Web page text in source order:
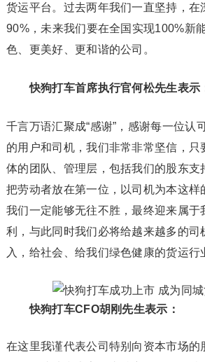
货运平台。过去两年我们一直坚持，在
90%，未来我们要在全国实现100%新
色、更美好、更和谐的公司。
快狗打车首席执行官何松先生表示
千言万语汇聚成“感谢”，感谢每一位认
的用户和司机，我们非常非常坚信，只
体的团队、管理层，包括我们的股东支
把劳动者放在第一位，以司机为本这样
我们一定能够无往不胜，最终迎来属于
利，与此同时我们必将给越来越多的司
入，给社会、给我们绿色健康的货运行
快狗打车CFO胡刚先生表示：
在这里我谨代表公司特别向资本市场的